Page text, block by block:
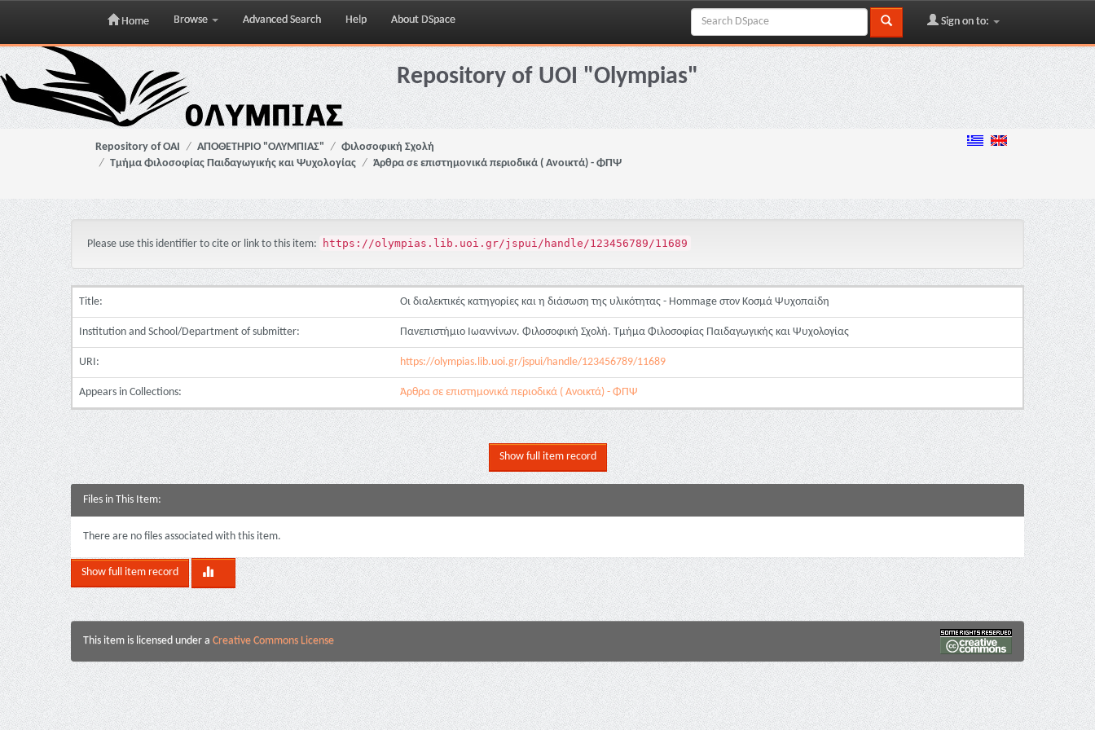
Skip
navigation
Home Browse Advanced Search Help About DSpace Sign on to:
Repository of UOI "Olympias"
Repository of OAI ΑΠΟΘΕΤΗΡΙΟ "ΟΛΥΜΠΙΑΣ"
Φιλοσοφική Σχολή
Τμήμα Φιλοσοφίας Παιδαγωγικής και Ψυχολογίας
Άρθρα σε επιστημονικά περιοδικά ( Ανοικτά) - ΦΠΨ
Please use this identifier to cite or link to this item: https://olympias.lib.uoi.gr/jspui/handle/123456789/11689
Title: Οι διαλεκτικές κατηγορίες και η διάσωση της υλικότητας - Hommage στον Κοσμά Ψυχοπαίδη
Institution and School/Department of submitter: Πανεπιστήμιο Ιωαννίνων. Φιλοσοφική Σχολή. Τμήμα Φιλοσοφίας Παιδαγωγικής και Ψυχολογίας
URI: https://olympias.lib.uoi.gr/jspui/handle/123456789/11689
Appears in Collections: Άρθρα σε επιστημονικά περιοδικά ( Ανοικτά) - ΦΠΨ
Show full item record
Files in This Item:
There are no files associated with this item.
Show full item record
This item is licensed under a Creative Commons License